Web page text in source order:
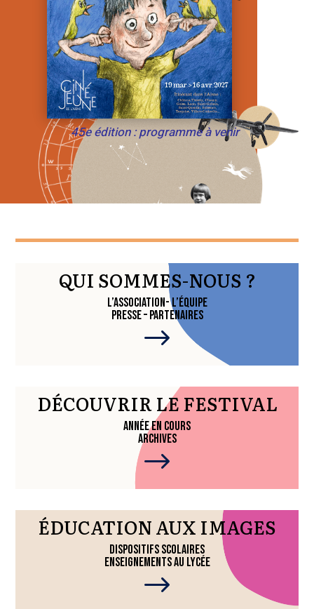
45e édition : programme à venir
QUI SOMMES-NOUS ?
L’ASSOCIATION- L’ÉQUIPE
PRESSE – PARTENAIRES
$
DÉCOUVRIR LE FESTIVAL
ANNÉE EN COURS
ARCHIVES
$
ÉDUCATION AUX IMAGES
DISPOSITIFS SCOLAIRES
ENSEIGNEMENTS AU LYCÉE
$